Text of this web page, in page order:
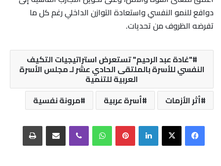
دوافع للنمو النفسي واستعادة التوازن الداخلي رغم كل ما
تفرضه الظروف من تحديات.
"غادة عبد الرحيم" تستعرض استراتيجيات التكيف
النفسي للأسرة بالملتقى الحادي عشر لـ مجلس الأسرة
العربية للتنمية
أثر الأزمات
أسرة عربية مرونة نفسية
فيسبوك‫X لينكدإن بينتيريستواتساب ڤايبر مشاركة عبر البريد طباعة